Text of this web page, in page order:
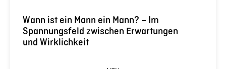
Wann ist ein Mann ein Mann? – Im
Spannungsfeld zwischen Erwartungen
und Wirklichkeit